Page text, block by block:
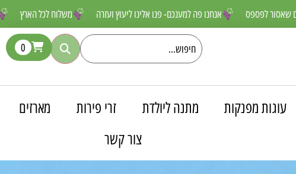
אנחנו פה למענכם- פנו אלינו ליעוץ ועזרה מבצעים מטורפים שאסור לפספס
0
עוגות מפנקות מתנה ליולדת זרי פירות
מארזים
צור קשר